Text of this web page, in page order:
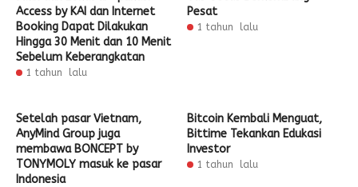
Access by KAI dan Internet
Booking Dapat Dilakukan
Hingga 30 Menit dan 10 Menit
Sebelum Keberangkatan
1 tahun lalu
Pesat
1 tahun lalu
Setelah pasar Vietnam,
AnyMind Group juga
membawa BONCEPT by
TONYMOLY masuk ke pasar
Indonesia
Bitcoin Kembali Menguat,
Bittime Tekankan Edukasi
Investor
1 tahun lalu